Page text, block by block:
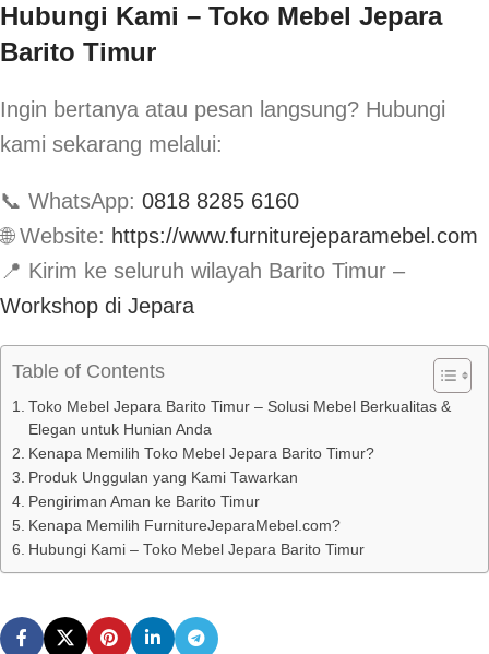
Hubungi Kami – Toko Mebel Jepara
Barito Timur
Ingin bertanya atau pesan langsung? Hubungi
kami sekarang melalui:
📞 WhatsApp: 0818 8285 6160
🌐 Website: https://www.furniturejeparamebel.com
📍 Kirim ke seluruh wilayah Barito Timur –
Workshop di Jepara
Table of Contents
Toko Mebel Jepara Barito Timur – Solusi Mebel Berkualitas &
Elegan untuk Hunian Anda
Kenapa Memilih Toko Mebel Jepara Barito Timur?
Produk Unggulan yang Kami Tawarkan
Pengiriman Aman ke Barito Timur
Kenapa Memilih FurnitureJeparaMebel.com?
Hubungi Kami – Toko Mebel Jepara Barito Timur